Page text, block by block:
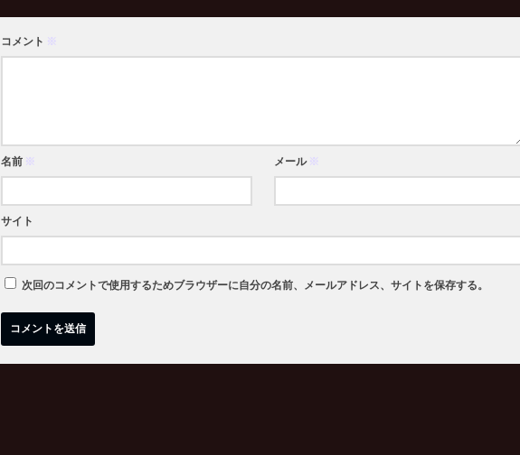
コメント ※
名前 ※ メール ※
サイト
次回のコメントで使用するためブラウザーに自分の名前、メールアドレス、サイトを保存する。